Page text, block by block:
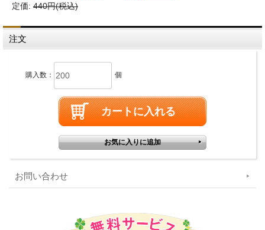
定価: 440円(税込)
注文
購入数： 個
お問い合わせ